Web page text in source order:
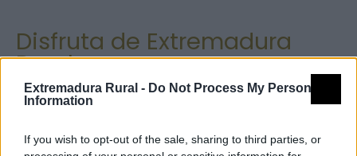
Extremadura Rural - Do Not Process My Personal
Information
If you wish to opt-out of the sale, sharing to third parties, or
Disfruta de Extremadura
Rural
Planes, historias y rincones que te invitan a